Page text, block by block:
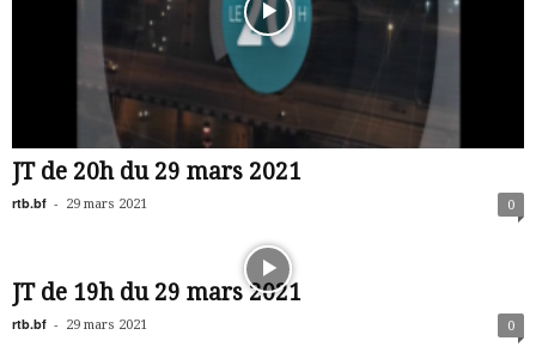
JT de 20h du 29 mars 2021
rtb.bf - 29 mars 2021 0
JT de 19h du 29 mars 2021
rtb.bf - 29 mars 2021 0